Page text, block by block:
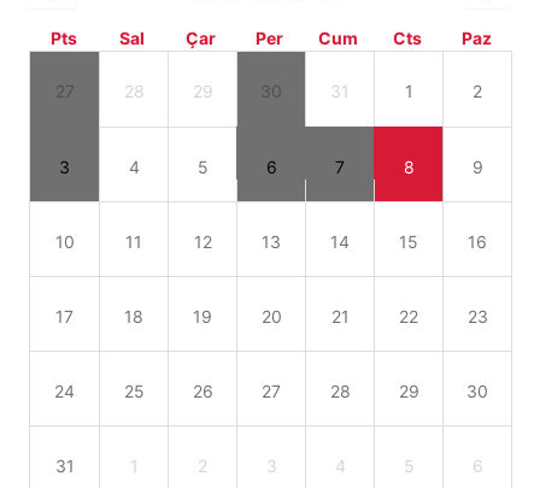
Pts Sal Çar Per Cum Cts Paz
27 28 29 30 31 1 2
3 4 5 6 7 8 9
10 11 12 13 14 15 16
17 18 19 20 21 22 23
24 25 26 27 28 29 30
31 1 2 3 4 5 6